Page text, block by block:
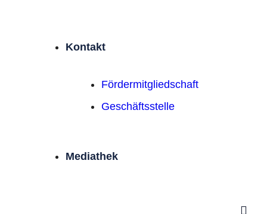
Kontakt
Förder­mitgliedschaft
Geschäftsstelle
Mediathek